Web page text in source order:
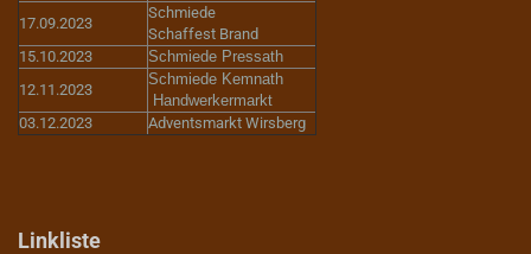
17.09.2023
Schmiede
Schaffest Brand
15.10.2023
Schmiede Pressath
12.11.2023
Schmiede Kemnath
Handwerkermarkt
03.12.2023
Adventsmarkt Wirsberg
Linkliste